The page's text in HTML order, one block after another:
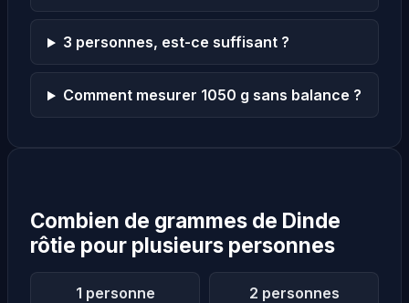
3 personnes, est-ce suffisant ?
Comment mesurer 1050 g sans balance ?
Combien de grammes de Dinde
rôtie pour plusieurs personnes
1 personne 2 personnes